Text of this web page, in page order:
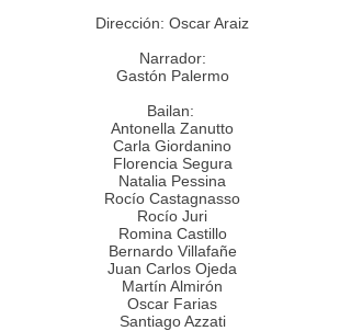
Dirección: Oscar Araiz
Narrador:
Gastón Palermo
Bailan:
Antonella Zanutto
Carla Giordanino
Florencia Segura
Natalia Pessina
Rocío Castagnasso
Rocío Juri
Romina Castillo
Bernardo Villafañe
Juan Carlos Ojeda
Martín Almirón
Oscar Farias
Santiago Azzati